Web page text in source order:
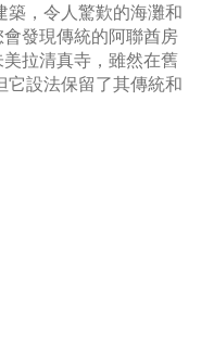
，令人驚歎的海灘和
發現傳統的阿聯酋房
拉清真寺，雖然在舊
設法保留了其傳統和